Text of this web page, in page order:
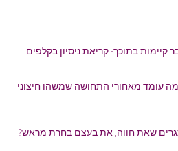
בתוכך- קריאת ניסיון בקלפים
עומד מאחורי התחושה שמשהו חיצוני
שאת חווה, את בעצם בחרת מראש?